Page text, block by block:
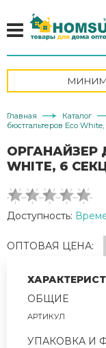
Главная Каталог
бюстгальтеров Eco
ОРГАНАЙЗЕР
WHITE, 6
Доступность:
ОПТОВАЯ ЦЕНА:
ОБЩИЕ
АРТИКУЛ
УПАКОВКА И